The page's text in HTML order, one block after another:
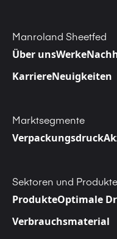
Manroland Sheetfed
Über unsWerke
KarriereNeuigkeiten
Marktsegmente
Verpackungsdruck
Sektoren und Produkte
ProdukteOptimale
Verbrauchsmaterial